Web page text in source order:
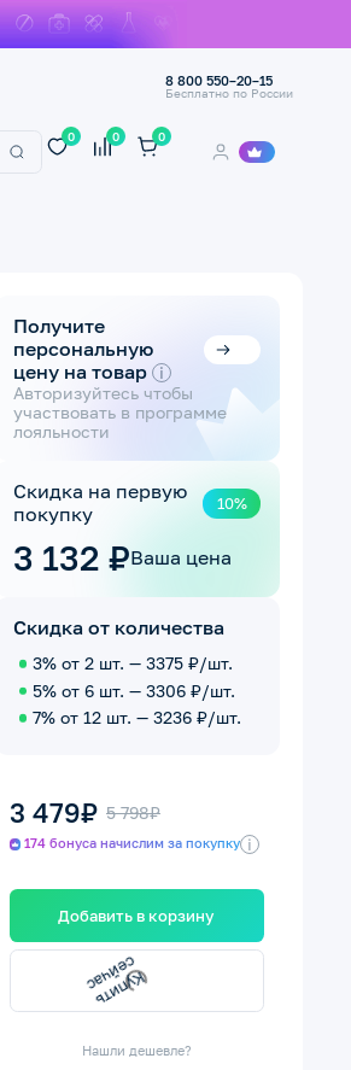
8 800 550–20–15
Бесплатно по России
0 0 0
Получите
персональную
цену на товар i
Авторизуйтесь чтобы
участвовать в программе
лояльности
Скидка на первую
покупку
10%
3 132 ₽Ваша цена
Скидка от количества
3% от 2 шт. — 3375 ₽/шт.
5% от 6 шт. — 3306 ₽/шт.
7% от 12 шт. — 3236 ₽/шт.
3 479₽ 5 798₽
174 бонуса начислим за покупку i
Добавить в корзину
К
у
п
и
т
ь с
е
й
ч
а
с
Нашли дешевле?